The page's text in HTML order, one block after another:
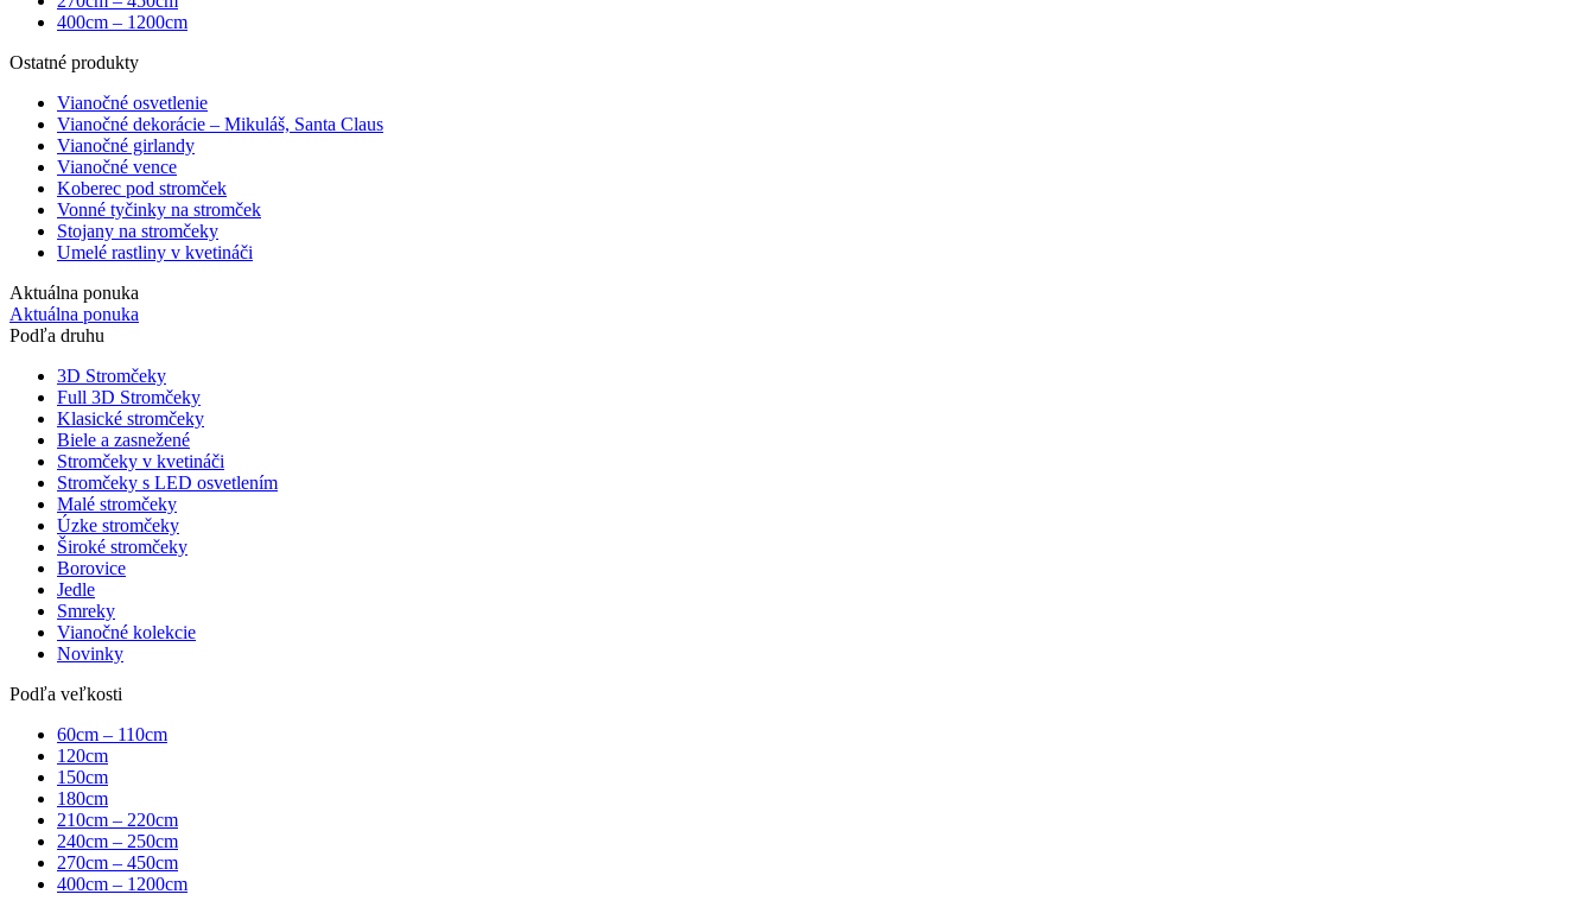
400cm – 1200cm
Ostatné produkty
Vianočné osvetlenie
Vianočné dekorácie – Mikuláš, Santa Claus
Vianočné girlandy
Vianočné vence
Koberec pod stromček
Vonné tyčinky na stromček
Stojany na stromčeky
Umelé rastliny v kvetináči
Aktuálna ponuka
Aktuálna ponuka
Podľa druhu
3D Stromčeky
Full 3D Stromčeky
Klasické stromčeky
Biele a zasnežené
Stromčeky v kvetináči
Stromčeky s LED osvetlením
Malé stromčeky
Úzke stromčeky
Široké stromčeky
Borovice
Jedle
Smreky
Vianočné kolekcie
Novinky
Podľa veľkosti
60cm – 110cm
120cm
150cm
180cm
210cm – 220cm
240cm – 250cm
270cm – 450cm
400cm – 1200cm